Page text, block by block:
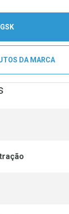
DA MARCA